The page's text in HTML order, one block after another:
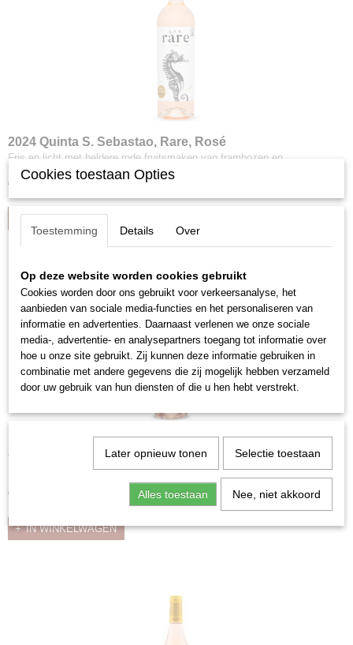
2024 Quinta S. Sebastao, Rare, Rosé
Fris en licht met heldere rode fruitsmaken van frambozen en…
€ 8,08
IN WINKELWAGEN
2024 Huufdveugel Rosé, Gamay/ Négrette/ Merlot/
Grenache Noir/ Cinsault
Een assemblage afkomstig van geselecteerde wijngaarden. Deze…
€ 8,68
IN WINKELWAGEN
Cookies toestaan Opties
Toestemming Details Over
Op deze website worden cookies gebruikt
Cookies worden door ons gebruikt voor verkeersanalyse, het
aanbieden van sociale media-functies en het personaliseren van
informatie en advertenties. Daarnaast verlenen we onze sociale
media-, advertentie- en analysepartners toegang tot informatie over
hoe u onze site gebruikt. Zij kunnen deze informatie gebruiken in
combinatie met andere gegevens die zij mogelijk hebben verzameld
door uw gebruik van hun diensten of die u hen hebt verstrekt.
Later opnieuw tonen Selectie toestaan
Alles toestaan Nee, niet akkoord